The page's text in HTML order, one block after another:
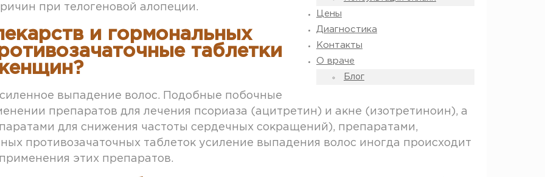
Цены
Диагностика
Контакты
О враче
Блог
при телогеновой алопеции.
и гормональных
таблетки
выпадение волос. Подобные побочные
препаратов для лечения псориаза (ацитретин) и акне (изотретиноин), а
для снижения частоты сердечных сокращений), препаратами,
противозачаточных таблеток усиление выпадения волос иногда происходит
этих препаратов.